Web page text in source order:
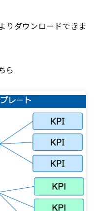
りダウンロードできま
ら